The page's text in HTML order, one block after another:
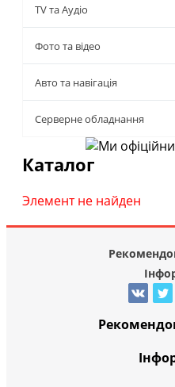
TV та Аудіо
Фото та відео
Авто та навігація
Серверне обладнання
Каталог
Элемент не найден